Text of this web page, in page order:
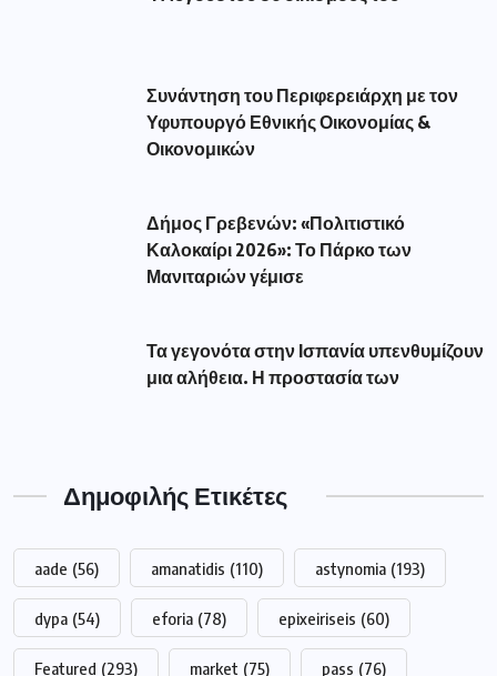
Συνάντηση του Περιφερειάρχη με τον
Υφυπουργό Εθνικής Οικονομίας &
Οικονομικών
Δήμος Γρεβενών: «Πολιτιστικό
Καλοκαίρι 2026»: Το Πάρκο των
Μανιταριών γέμισε
Τα γεγονότα στην Ισπανία υπενθυμίζουν
μια αλήθεια. Η προστασία των
Δημοφιλής Ετικέτες
aade (56) amanatidis (110) astynomia (193)
dypa (54) eforia (78) epixeiriseis (60)
Featured (293) market (75) pass (76)